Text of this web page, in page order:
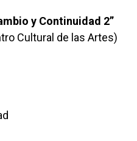
y Continuidad 2”
Cultural de las Artes)